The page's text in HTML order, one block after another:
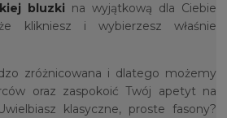
bluzki na wyjątkową dla Ciebie
klikniesz i wybierzesz właśnie
zróżnicowana i dlatego możemy
oraz zaspokoić Twój apetyt na
klasyczne, proste fasony?